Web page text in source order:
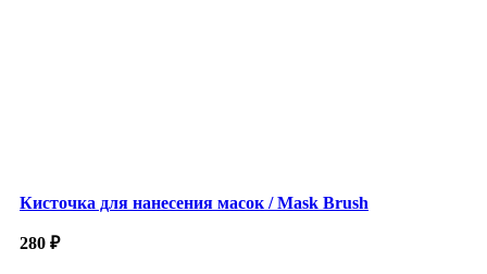
Кисточка для нанесения масок / Mask Brush
280 ₽